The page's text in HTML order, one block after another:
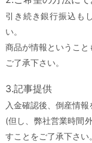
引き続き銀行振込も
い。
商品が情報ということ
ご了承下さい。
3.記事提供
入金確認後、倒産情報
(但し、弊社営業時間
すことをご了承下さい